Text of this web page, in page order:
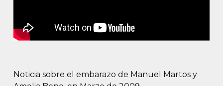
Noticia sobre el embarazo de Manuel Martos y